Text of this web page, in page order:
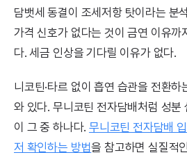
담뱃세 동결이 조세저항 탓이라는 분
가격 신호가 없다는 것이 금연 이유까
다. 세금 인상을 기다릴 이유가 없다.
니코틴·타르 없이 흡연 습관을 전환
와 있다. 무니코틴 전자담배처럼 성분
이 그 중 하나다. 무니코틴 전자담배
저 확인하는 방법을 참고하면 실질적